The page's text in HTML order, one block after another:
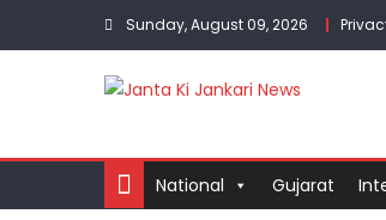
Sunday, August 09, 2026
National Gujarat